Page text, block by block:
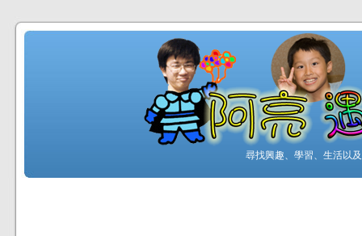
尋找興趣、學習、生活以